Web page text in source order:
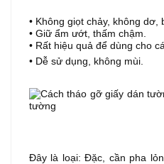
• Không giọt chảy, không dơ,
• Giữ ẩm ướt, thấm chậm.
• Rất hiệu quả để dùng cho
• Dễ sử dụng, không mùi.
Đây là loại:Đặc, cần pha